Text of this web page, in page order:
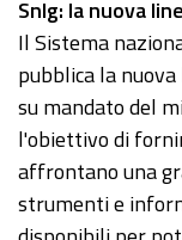
Snlg: la nuova
Il Sistema
pubblica la
su mandato del
l'obiettivo di
affrontano una
strumenti e